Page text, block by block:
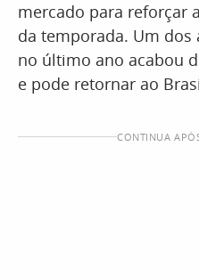
mercado para reforçar
da temporada. Um dos
no último ano acabou
e pode retornar ao
CONTINUA